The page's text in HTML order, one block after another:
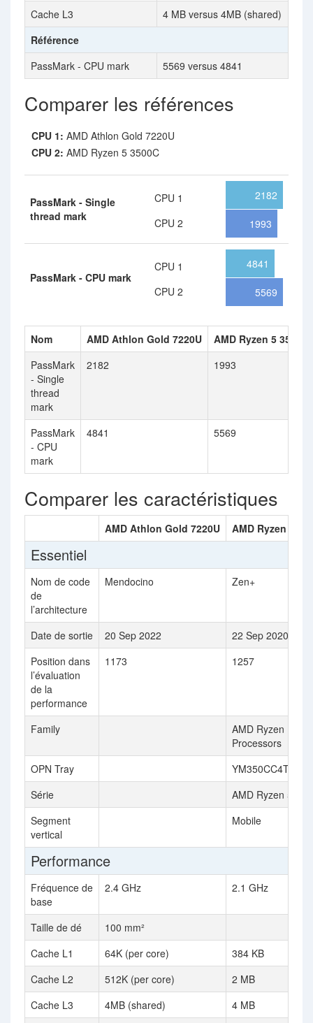
Cache L3
4 MB versus 4MB (shared)
Référence
PassMark - CPU mark
5569 versus 4841
Comparer les références
CPU 1: AMD Athlon Gold 7220U
CPU 2: AMD Ryzen 5 3500C
PassMark - Single
thread mark
CPU 1
CPU 2
2182
1993
PassMark - CPU mark
CPU 1
CPU 2
4841
5569
Nom AMD Athlon Gold 7220U
AMD Ryzen 5 3500C
PassMark
- Single
thread
mark
2182 1993
PassMark
- CPU
mark
4841 5569
Comparer les caractéristiques
AMD Athlon Gold 7220U AMD Ryzen 5
Essentiel
Nom de code
de
l’architecture
Mendocino Zen+
Date de sortie 20 Sep 2022
22 Sep 2020
Position dans
l’évaluation
de la
performance
1173 1257
Family
AMD Ryzen
Processors
OPN Tray
Série
AMD Ryzen 5
Segment
vertical
Mobile
Performance
Fréquence de
base
2.4 GHz 2.1 GHz
Taille de dé
100 mm²
Cache L1
64K (per core)
384 KB
Cache L2
512K (per core)
2 MB
Cache L3
4MB (shared)
4 MB